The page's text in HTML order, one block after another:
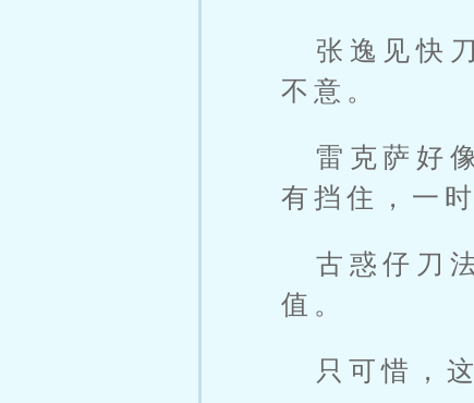
张逸见快
不意。
雷克萨好
有挡住，一
古惑仔刀
值。
只可惜，